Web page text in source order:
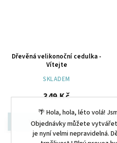
🌴 Hola, hola, léto volá!
Objednávky můžete
je nyní velmi nepravidelná.
Dřevěná velikonoční cedulka -
Vítejte
SKLADEM
349 Kč